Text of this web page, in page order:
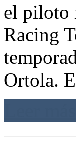
el piloto
Racing
Ortola.